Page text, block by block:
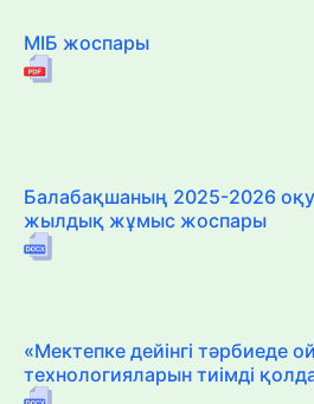
МІБ жоспары
Балабақшаның 2025-2026
жылдық жұмыс жоспары
«Мектепке дейінгі тәрбиеде
технологияларын тиімді